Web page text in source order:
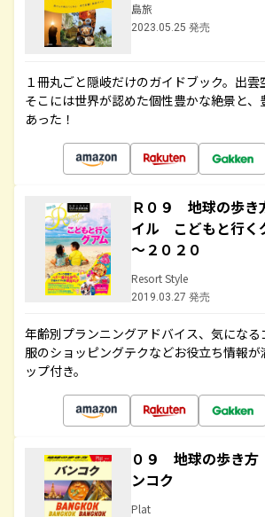
島旅
2023.05.25 発売
１冊丸ごと隠岐だけのガイドブック。出雲
そこには世界が認めた個性豊かな絶景と
あった！
Ｒ０９ 地球の歩
イル こどもと行く
～２０２０
Resort Style
2019.03.27 発売
年齢別プランニングアドバイス、気になる
服のショッピングテクなどお役立ち情報が
ップ付き。
０９ 地球の歩き
ンコク
Plat